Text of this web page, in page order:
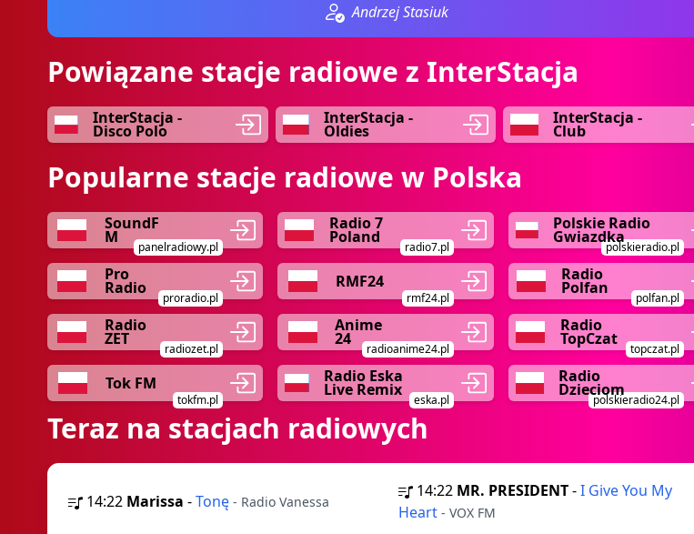
Andrzej Stasiuk
Powiązane stacje radiowe z InterStacja
InterStacja -
Disco Polo
InterStacja -
Oldies
InterStacja -
Club
Popularne stacje radiowe w Polska
SoundF
M
panelradiowy.pl
Radio 7
Poland
radio7.pl
Polskie Radio
Gwiazdka
polskieradio.pl
Pro
Radio
proradio.pl
RMF24
rmf24.pl
Radio
Polfan
polfan.pl
Radio
ZET
radiozet.pl
Anime
24
radioanime24.pl
Radio
TopCzat
topczat.pl
Tok FM
tokfm.pl
Radio Eska
Live Remix
eska.pl
Radio
Dzieciom
polskieradio24.pl
Teraz na stacjach radiowych
14:22 Marissa -Tonę - Radio Vanessa
14:22 MR. PRESIDENT-I Give You My
Heart - VOX FM